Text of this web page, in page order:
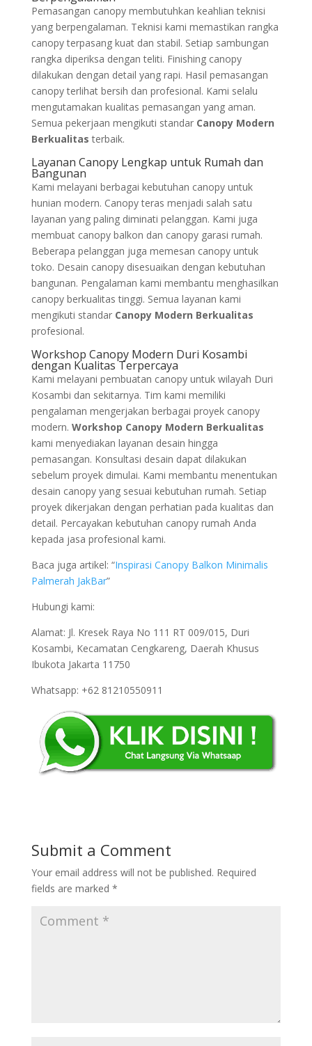
Pemasangan canopy membutuhkan keahlian teknisi
yang berpengalaman. Teknisi kami memastikan rangka
canopy terpasang kuat dan stabil. Setiap sambungan
rangka diperiksa dengan teliti. Finishing canopy
dilakukan dengan detail yang rapi. Hasil pemasangan
canopy terlihat bersih dan profesional. Kami selalu
mengutamakan kualitas pemasangan yang aman.
Semua pekerjaan mengikuti standar Canopy Modern
Berkualitas terbaik.
Layanan Canopy Lengkap untuk Rumah dan
Bangunan
Kami melayani berbagai kebutuhan canopy untuk
hunian modern. Canopy teras menjadi salah satu
layanan yang paling diminati pelanggan. Kami juga
membuat canopy balkon dan canopy garasi rumah.
Beberapa pelanggan juga memesan canopy untuk
toko. Desain canopy disesuaikan dengan kebutuhan
bangunan. Pengalaman kami membantu menghasilkan
canopy berkualitas tinggi. Semua layanan kami
mengikuti standar Canopy Modern Berkualitas
profesional.
Workshop Canopy Modern Duri Kosambi
dengan Kualitas Terpercaya
Kami melayani pembuatan canopy untuk wilayah Duri
Kosambi dan sekitarnya. Tim kami memiliki
pengalaman mengerjakan berbagai proyek canopy
modern. Workshop Canopy Modern Berkualitas
kami menyediakan layanan desain hingga
pemasangan. Konsultasi desain dapat dilakukan
sebelum proyek dimulai. Kami membantu menentukan
desain canopy yang sesuai kebutuhan rumah. Setiap
proyek dikerjakan dengan perhatian pada kualitas dan
detail. Percayakan kebutuhan canopy rumah Anda
kepada jasa profesional kami.
Baca juga artikel: “Inspirasi Canopy Balkon Minimalis
Palmerah JakBar”
Hubungi kami:
Alamat: Jl. Kresek Raya No 111 RT 009/015, Duri
Kosambi, Kecamatan Cengkareng, Daerah Khusus
Ibukota Jakarta 11750
Whatsapp: +62 81210550911
Submit a Comment
Your email address will not be published. Required
fields are marked *